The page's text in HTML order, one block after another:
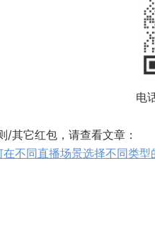
电
/其它红包，请查看文章：
在不同直播场景选择不同类